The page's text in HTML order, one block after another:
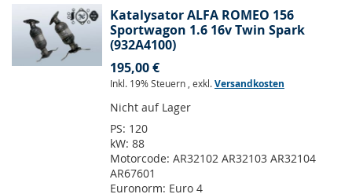
Katalysator ALFA ROMEO 156
Sportwagon 1.6 16v Twin Spark
(932A4100)
195,00 €
Inkl. 19% Steuern , exkl.Versandkosten
Nicht auf Lager
PS: 120
kW: 88
Motorcode: AR32102 AR32103 AR32104
AR67601
Euronorm: Euro 4